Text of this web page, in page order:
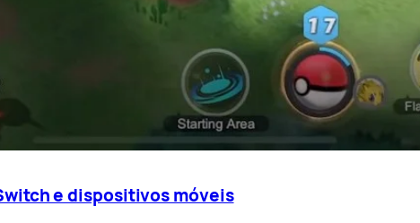
e dispositivos móveis